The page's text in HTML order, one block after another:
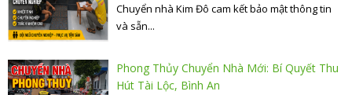
Chuyển nhà Kim Đô cam kết bảo mật thông tin
và sẵn...
Phong Thủy Chuyển Nhà Mới: Bí Quyết Thu
Hút Tài Lộc, Bình An